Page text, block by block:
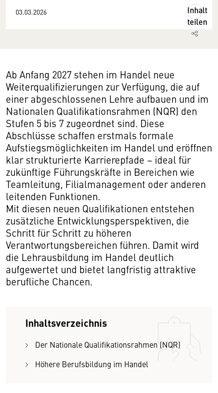
03.03.2026
Inhalt
teilen
Ab Anfang 2027 stehen im Handel neue
Weiterqualifizierungen zur Verfügung, die auf
einer abgeschlossenen Lehre aufbauen und im
Nationalen Qualifikationsrahmen (NQR) den
Stufen 5 bis 7 zugeordnet sind. Diese
Abschlüsse schaffen erstmals formale
Aufstiegsmöglichkeiten im Handel und eröffnen
klar strukturierte Karrierepfade – ideal für
zukünftige Führungskräfte in Bereichen wie
Teamleitung, Filialmanagement oder anderen
leitenden Funktionen.
Mit diesen neuen Qualifikationen entstehen
zusätzliche Entwicklungsperspektiven, die
Schritt für Schritt zu höheren
Verantwortungsbereichen führen. Damit wird
die Lehrausbildung im Handel deutlich
aufgewertet und bietet langfristig attraktive
berufliche Chancen.
Inhaltsverzeichnis
Der Nationale Qualifikationsrahmen (NQR)
Höhere Berufsbildung im Handel